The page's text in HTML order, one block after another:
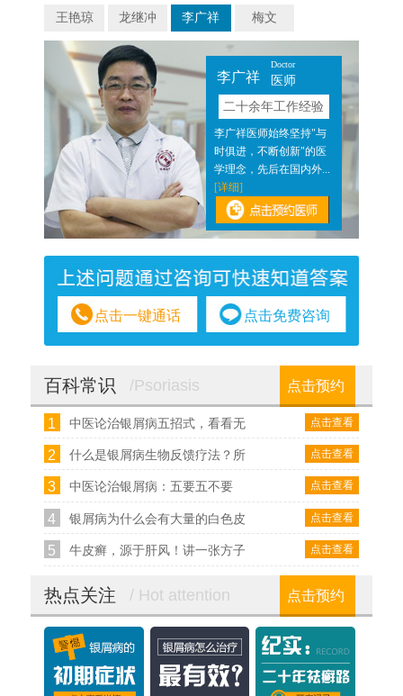
王艳琼 龙继冲 李广祥 梅文
李广祥
Doctor
医师
二十余年工作经验
李广祥医师始终坚持"与
时俱进，不断创新"的医
学理念，先后在国内外...
[详细]
点击一键通话 点击免费咨询
百科常识 /Psoriasis 点击预约
1 点击查看
中医论治银屑病五招式，看看无
2 点击查看
什么是银屑病生物反馈疗法？所
3 点击查看
中医论治银屑病：五要五不要
4 点击查看
银屑病为什么会有大量的白色皮
5 点击查看
牛皮癣，源于肝风！讲一张方子
热点关注 / Hot attention 点击预约